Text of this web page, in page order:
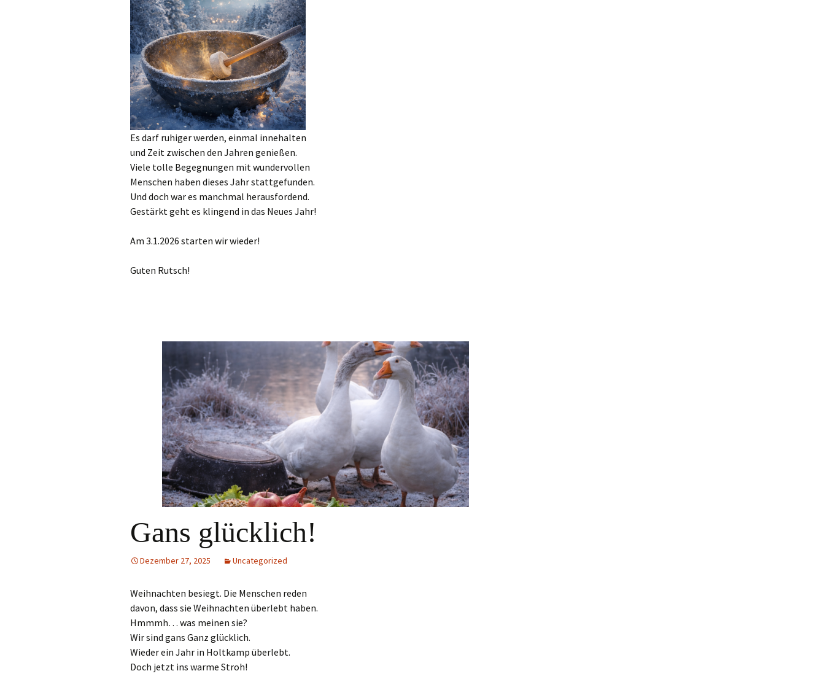
Es darf ruhiger werden, einmal innehalten
und Zeit zwischen den Jahren genießen.
Viele tolle Begegnungen mit wundervollen
Menschen haben dieses Jahr stattgefunden.
Und doch war es manchmal herausfordend.
Gestärkt geht es klingend in das Neues Jahr!
Am 3.1.2026 starten wir wieder!
Guten Rutsch!
Gans glücklich!
Dezember 27, 2025 Uncategorized
Weihnachten besiegt. Die Menschen reden
davon, dass sie Weihnachten überlebt haben.
Hmmmh… was meinen sie?
Wir sind gans Ganz glücklich.
Wieder ein Jahr in Holtkamp überlebt.
Doch jetzt ins warme Stroh!